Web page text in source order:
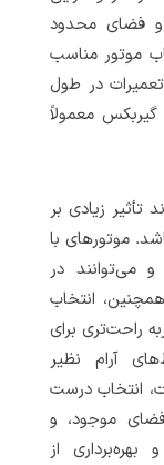
و فضای محدود
موتور مناسب
در طول
معمولاً
تأثیر زیادی بر
موتورهای با
می‌توانند در
انتخاب
راحت‌تری برای
آرام نظیر
انتخاب درست
موجود، و
از